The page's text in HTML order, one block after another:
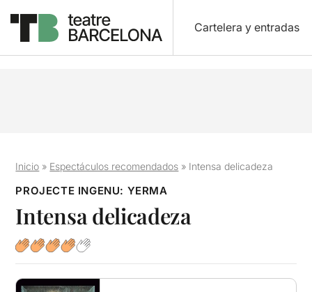
Cartelera y entradas
Inicio » Espectáculos recomendados » Intensa delicadeza
PROJECTE INGENU: YERMA
Intensa delicadeza